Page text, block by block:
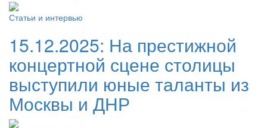
Статьи и интервью
15.12.2025: На престижной
концертной сцене столицы
выступили юные таланты из
Москвы и ДНР